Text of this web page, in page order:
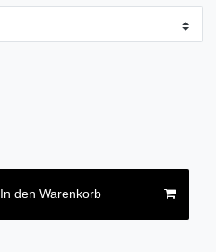
In den Warenkorb